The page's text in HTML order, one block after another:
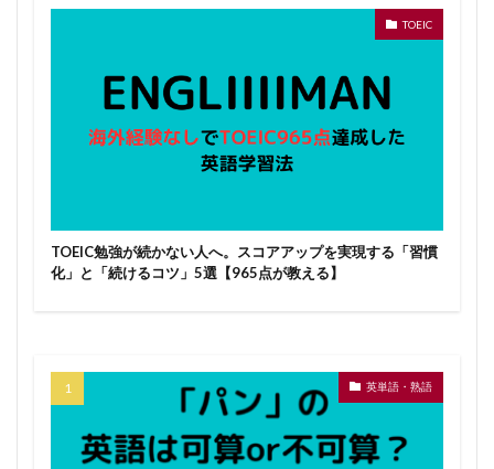
TOEIC
TOEIC勉強が続かない人へ。スコアアップを実現する「習慣
化」と「続けるコツ」5選【965点が教える】
英単語・熟語